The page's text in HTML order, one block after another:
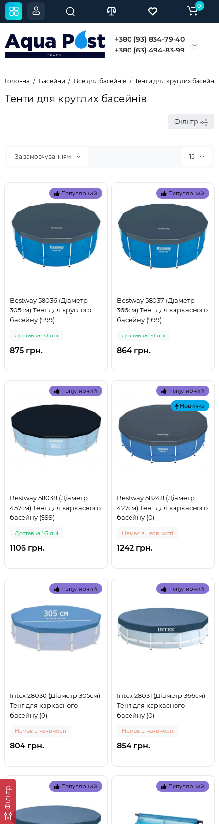
+380 (93) 834-79-40
+380 (63) 494-83-99
0
Головна Басейни Все для басейнів Тенти для круглих басейнів
Фільтр
Тенти для круглих басейнів
Фільтр
За замовчуванням 15
Популярний
Bestway 58036 (Діаметр
305см) Тент для круглого
басейну (999)
Доставка 1-3 дні
875 грн.
Популярний
Bestway 58037 (Діаметр
366см) Тент для каркасного
басейну (999)
Доставка 1-3 дні
864 грн.
Популярний
Bestway 58038 (Діаметр
457см) Тент для каркасного
басейну (999)
Доставка 1-3 дні
1106 грн.
Популярний
Новинка
Bestway 58248 (Діаметр
427см) Тент для каркасного
басейну (0)
Немає в наявності
1242 грн.
Популярний
Intex 28030 (Діаметр 305см)
Тент для каркасного
басейну (0)
Немає в наявності
804 грн.
Популярний
Intex 28031 (Діаметр 366см)
Тент для каркасного
басейну (0)
Немає в наявності
854 грн.
Популярний Популярний